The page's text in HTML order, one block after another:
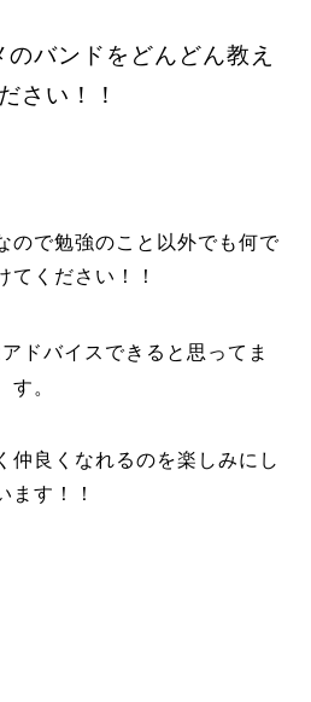
バンドをどんどん教え
さい！！
ので勉強のこと以外でも何で
てください！！
ドバイスできると思ってま
す。
仲良くなれるのを楽しみにし
ます！！